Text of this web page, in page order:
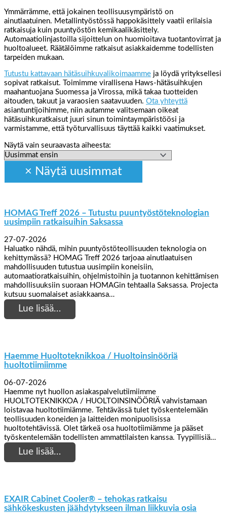
Ymmärrämme, että jokainen teollisuusympäristö on
ainutlaatuinen. Metallintyöstössä happokäsittely vaatii erilaisia
ratkaisuja kuin puuntyöstön kemikaalikäsittely.
Automaatiolinjastoilla sijoittelun on huomioitava tuotantovirrat ja
huoltoalueet. Räätälöimme ratkaisut asiakkaidemme todellisten
tarpeiden mukaan.
Tutustu kattavaan hätäsuihkuvalikoimaamme ja löydä yrityksellesi
sopivat ratkaisut. Toimimme virallisena Haws-hätäsuihkujen
maahantuojana Suomessa ja Virossa, mikä takaa tuotteiden
aitouden, takuut ja varaosien saatavuuden. Ota yhteyttä
asiantuntijoihimme, niin autamme valitsemaan oikeat
hätäsuihkuratkaisut juuri sinun toimintaympäristöösi ja
varmistamme, että työturvallisuus täyttää kaikki vaatimukset.
Näytä vain seuraavasta aiheesta:
HOMAG Treff 2026 – Tutustu puuntyöstöteknologian
uusimpiin ratkaisuihin Saksassa
27-07-2026
Haluatko nähdä, mihin puuntyöstöteollisuuden teknologia on
kehittymässä? HOMAG Treff 2026 tarjoaa ainutlaatuisen
mahdollisuuden tutustua uusimpiin koneisiin,
automaatioratkaisuihin, ohjelmistoihin ja tuotannon kehittämisen
mahdollisuuksiin suoraan HOMAGin tehtaalla Saksassa. Projecta
kutsuu suomalaiset asiakkaansa…
Lue lisää…
Haemme Huoltoteknikkoa / Huoltoinsinööriä
huoltotiimiimme
06-07-2026
Haemme nyt huollon asiakaspalvelutiimiimme
HUOLTOTEKNIKKOA / HUOLTOINSINÖÖRIÄ vahvistamaan
loistavaa huoltotiimiämme. Tehtävässä tulet työskentelemään
teollisuuden koneiden ja laitteiden monipuolisissa
huoltotehtävissä. Olet tärkeä osa huoltotiimiämme ja pääset
työskentelemään todellisten ammattilaisten kanssa. Tyypillisiä…
Lue lisää…
EXAIR Cabinet Cooler® – tehokas ratkaisu
sähkökeskusten jäähdytykseen ilman liikkuvia osia